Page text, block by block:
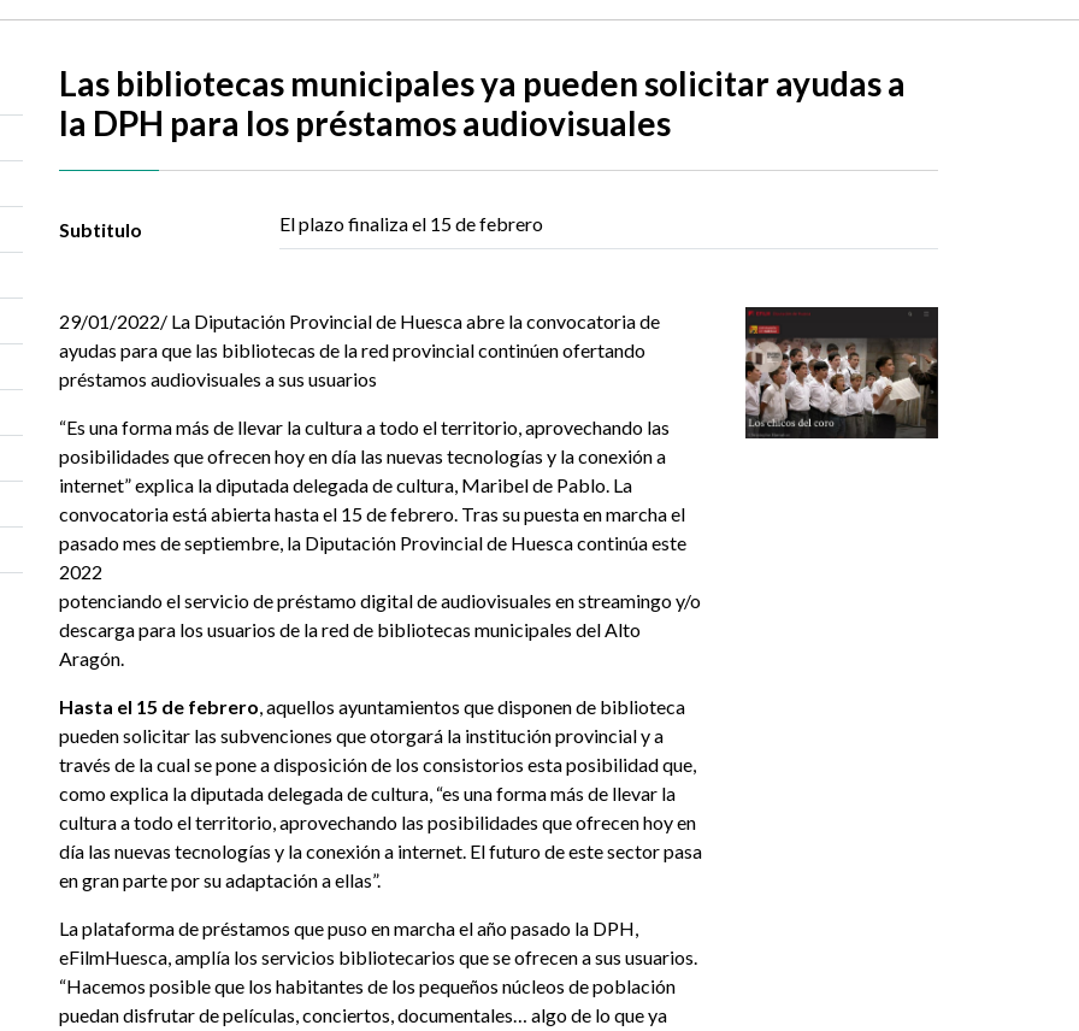
Las bibliotecas municipales ya pueden solicitar ayudas a
la DPH para los préstamos audiovisuales
Subtitulo El plazo finaliza el 15 de febrero
29/01/2022/ La Diputación Provincial de Huesca abre la convocatoria de
ayudas para que las bibliotecas de la red provincial continúen ofertando
préstamos audiovisuales a sus usuarios
“Es una forma más de llevar la cultura a todo el territorio, aprovechando las
posibilidades que ofrecen hoy en día las nuevas tecnologías y la conexión a
internet” explica la diputada delegada de cultura, Maribel de Pablo. La
convocatoria está abierta hasta el 15 de febrero. Tras su puesta en marcha el
pasado mes de septiembre, la Diputación Provincial de Huesca continúa este
2022
potenciando el servicio de préstamo digital de audiovisuales en streamingo y/o
descarga para los usuarios de la red de bibliotecas municipales del Alto
Aragón.
Hasta el 15 de febrero, aquellos ayuntamientos que disponen de biblioteca
pueden solicitar las subvenciones que otorgará la institución provincial y a
través de la cual se pone a disposición de los consistorios esta posibilidad que,
como explica la diputada delegada de cultura, “es una forma más de llevar la
cultura a todo el territorio, aprovechando las posibilidades que ofrecen hoy en
día las nuevas tecnologías y la conexión a internet. El futuro de este sector pasa
en gran parte por su adaptación a ellas”.
La plataforma de préstamos que puso en marcha el año pasado la DPH,
eFilmHuesca, amplía los servicios bibliotecarios que se ofrecen a sus usuarios.
“Hacemos posible que los habitantes de los pequeños núcleos de población
puedan disfrutar de películas, conciertos, documentales… algo de lo que ya